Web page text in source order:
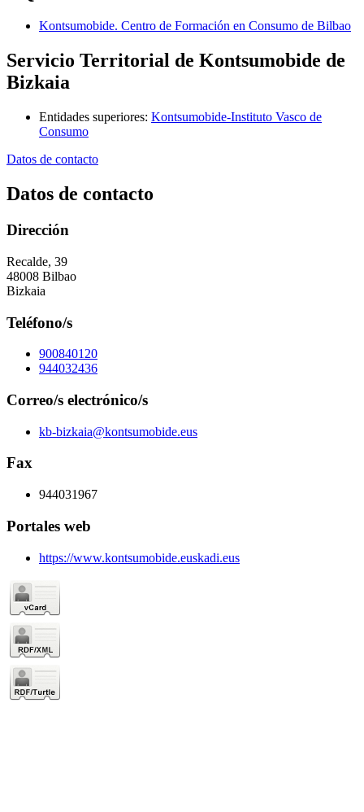
Kontsumobide. Centro de Formación en Consumo de Bilbao
Servicio Territorial de Kontsumobide de
Bizkaia
Entidades superiores: Kontsumobide-Instituto Vasco de
Consumo
Datos de contacto
Datos de contacto
Dirección
Recalde, 39
48008 Bilbao
Bizkaia
Teléfono/s
900840120
944032436
Correo/s electrónico/s
kb-bizkaia@kontsumobide.eus
Fax
944031967
Portales web
https://www.kontsumobide.euskadi.eus